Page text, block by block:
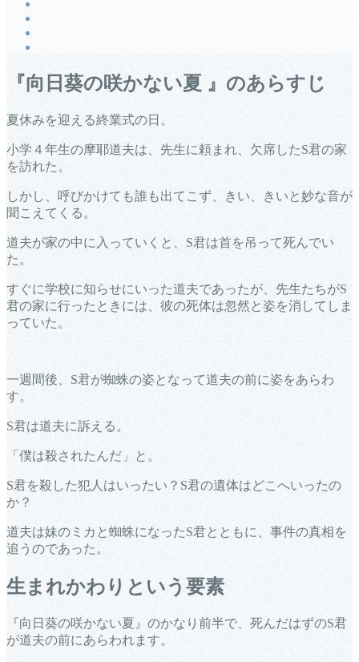
『向日葵の咲かない夏 』のあらすじ
夏休みを迎える終業式の日。
小学４年生の摩耶道夫は、先生に頼まれ、欠席したS君の家
を訪れた。
しかし、呼びかけても誰も出てこず、きい、きいと妙な音が
聞こえてくる。
道夫が家の中に入っていくと、S君は首を吊って死んでい
た。
すぐに学校に知らせにいった道夫であったが、先生たちがS
君の家に行ったときには、彼の死体は忽然と姿を消してしま
っていた。
一週間後、S君が蜘蛛の姿となって道夫の前に姿をあらわ
す。
S君は道夫に訴える。
「僕は殺されたんだ」と。
S君を殺した犯人はいったい？S君の遺体はどこへいったの
か？
道夫は妹のミカと蜘蛛になったS君とともに、事件の真相を
追うのであった。
生まれかわりという要素
『向日葵の咲かない夏』のかなり前半で、死んだはずのS君
が道夫の前にあらわれます。